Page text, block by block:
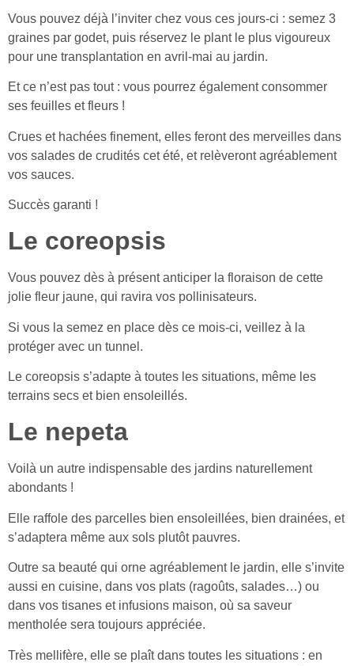
Vous pouvez déjà l’inviter chez vous ces jours-ci : semez 3
graines par godet, puis réservez le plant le plus vigoureux
pour une transplantation en avril-mai au jardin.
Et ce n’est pas tout : vous pourrez également consommer
ses feuilles et fleurs !
Crues et hachées finement, elles feront des merveilles dans
vos salades de crudités cet été, et relèveront agréablement
vos sauces.
Succès garanti !
Le coreopsis
Vous pouvez dès à présent anticiper la floraison de cette
jolie fleur jaune, qui ravira vos pollinisateurs.
Si vous la semez en place dès ce mois-ci, veillez à la
protéger avec un tunnel.
Le coreopsis s’adapte à toutes les situations, même les
terrains secs et bien ensoleillés.
Le nepeta
Voilà un autre indispensable des jardins naturellement
abondants !
Elle raffole des parcelles bien ensoleillées, bien drainées, et
s’adaptera même aux sols plutôt pauvres.
Outre sa beauté qui orne agréablement le jardin, elle s’invite
aussi en cuisine, dans vos plats (ragoûts, salades…) ou
dans vos tisanes et infusions maison, où sa saveur
mentholée sera toujours appréciée.
Très mellifère, elle se plaît dans toutes les situations : en